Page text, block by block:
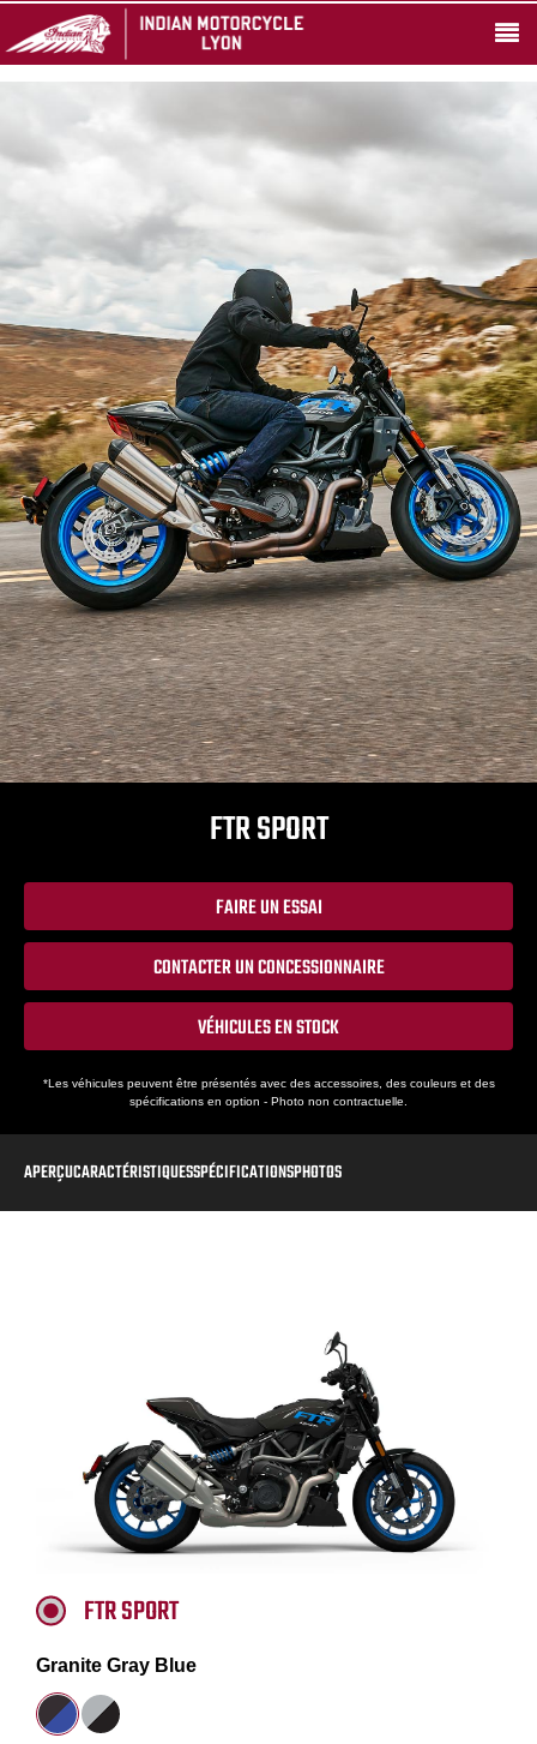
FTR SPORT
FAIRE UN ESSAI
CONTACTER UN CONCESSIONNAIRE
VÉHICULES EN STOCK
*Les véhicules peuvent être présentés avec des accessoires, des couleurs et des
spécifications en option - Photo non contractuelle.
APERÇUCARACTÉRISTIQUESSPÉCIFICATIONSPHOTOS
FTR SPORT
Granite Gray Blue